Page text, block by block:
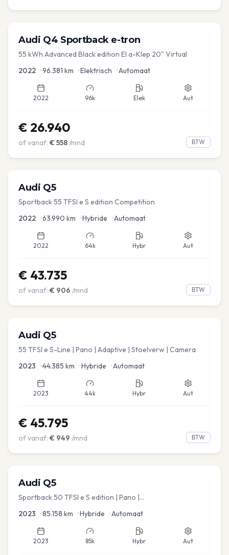
Audi Q4 Sportback e-tron
55 kWh Advanced Black edition El a-Klep 20" Virtual
2022 •96.381 km •Elektrisch •Automaat
2022 96k Elek Aut
€ 26.940
of vanaf: € 558/mnd BTW
Audi Q5
Sportback 55 TFSI e S edition Competition
2022 •63.990 km •Hybride •Automaat
2022 64k Hybr Aut
€ 43.735
of vanaf: € 906 /mnd BTW
Audi Q5
55 TFSI e S-Line | Pano | Adaptive | Stoelverw | Camera
2023 •44.385 km •Hybride •Automaat
2023 44k Hybr Aut
€ 45.795
of vanaf: € 949 /mnd BTW
Audi Q5
Sportback 50 TFSI e S edition | Pano |
2023 •85.158 km •Hybride •Automaat
2023 85k Hybr Aut